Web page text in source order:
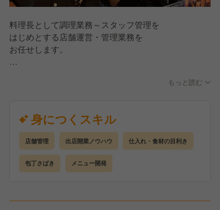
料理長として調理業務～スタッフ管理を
はじめとする店舗運営・管理業務を
お任せします。
●店舗の売上・原価管理
●食材の品質管理、在庫管理
●グランド・季節メニューの考案
●販促施策のプランニング、実施
ゆくゆくは多店舗管理・マネジメントを
もっと読む
身につくスキル
店舗管理 出店開業ノウハウ 仕入れ・食材の目利き
包丁さばき メニュー開発